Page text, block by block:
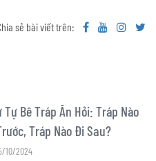
sẻ bài viết trên:
Tự Bê Tráp Ăn Hỏi: Tráp Nào
Tráp Nào Đi Sau?
10/2024